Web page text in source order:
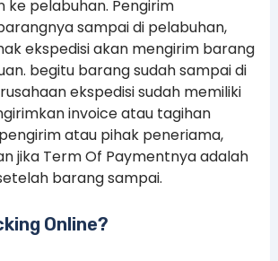
ke pelabuhan. Pengirim
sampai di pelabuhan,
ekspedisi akan mengirim barang
begitu barang sudah sampai di
ekspedisi sudah memiliki
invoice atau tagihan
atau pihak peneriama,
jika Term Of Paymentnya adalah
barang sampai.
Online?